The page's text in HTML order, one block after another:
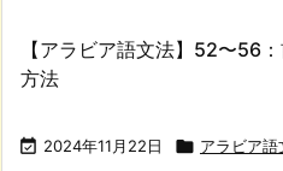
【アラビア語文法】52〜56
方法
 2024年11月22日  アラビア語